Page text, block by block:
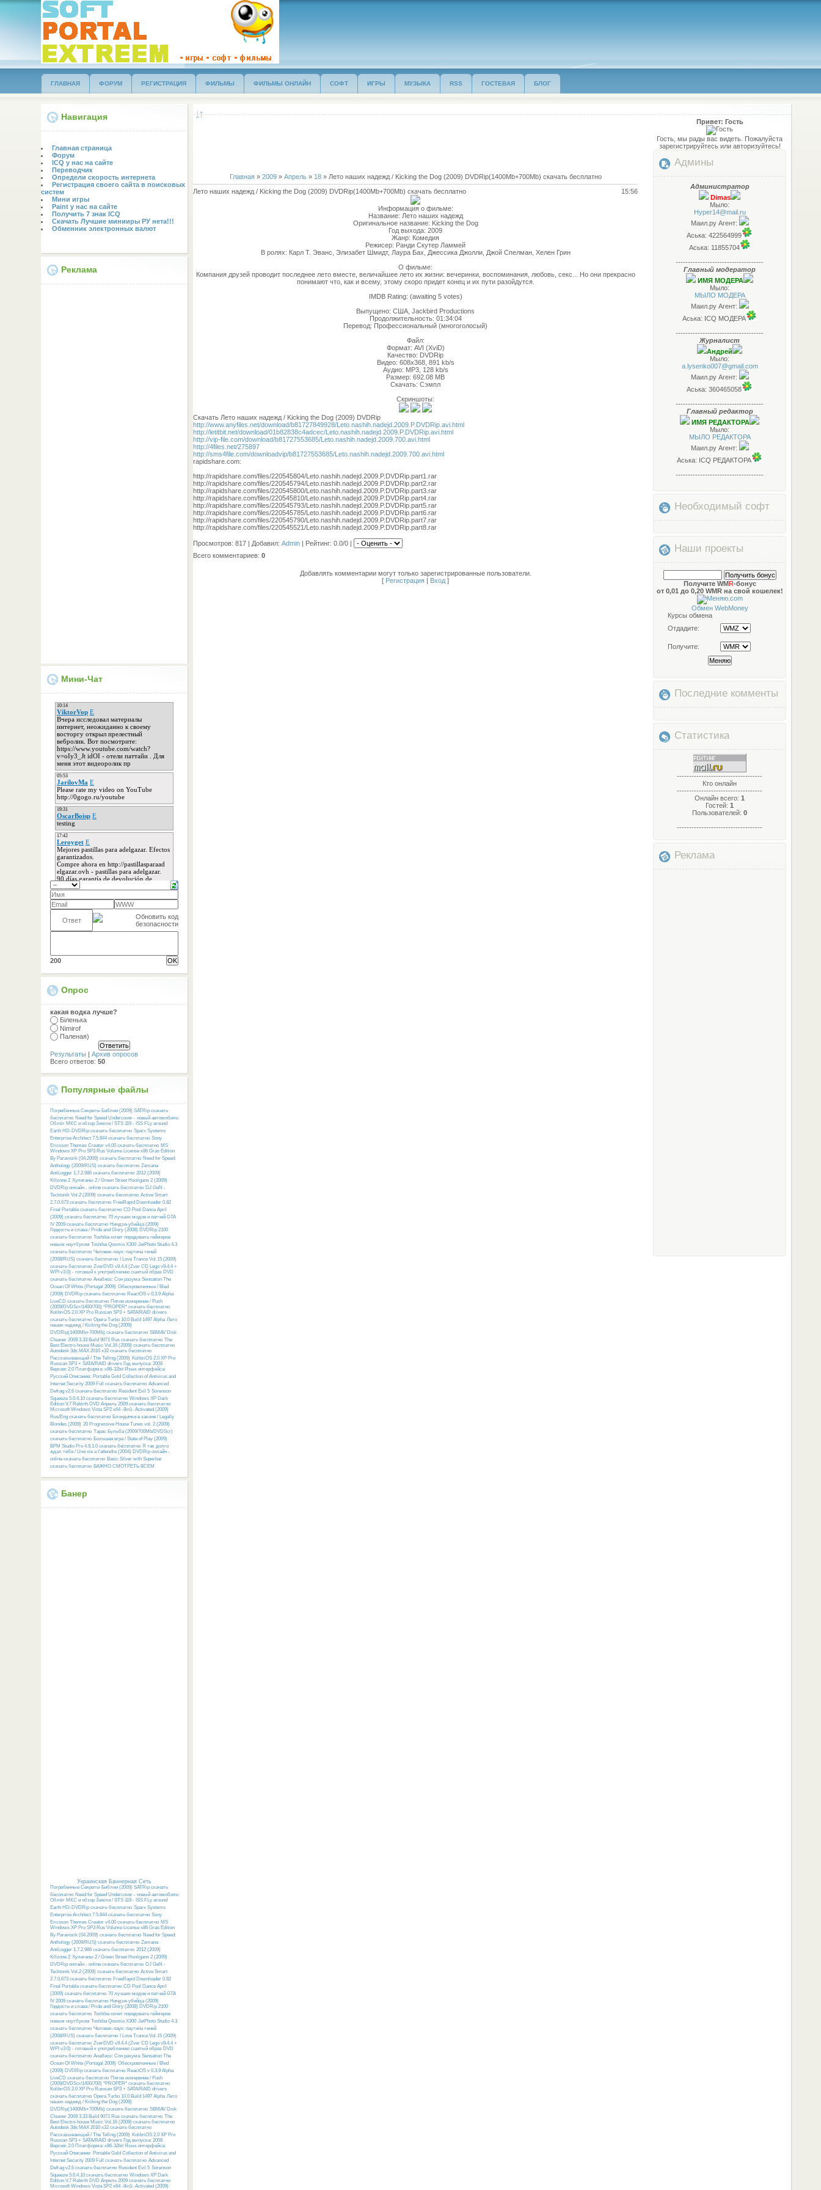
ГЛАВНАЯ ФОРУМ РЕГИСТРАЦИЯ ФИЛЬМЫ ФИЛЬМЫ ОНЛАЙН СОФТ ИГРЫ МУЗЫКА RSS ГОСТЕВАЯ БЛОГ
Навигация
Главная страница
Форум
ICQ у нас на сайте
Переводчик
Определи скорость интернета
Регистрация своего сайта в поисковых
систем
Мини игры
Paint у нас на сайте
Получить 7 знак ICQ
Скачать Лучшие минииры РУ нета!!!
Обменник электронных валют
Реклама
Мини-Чат
200
Опрос
какая водка лучше?
Біленька
Nimirof
Паленая)
Результаты |Архив опросов
Всего ответов:50
Популярные файлы
Погребенные Секреты Библии (2009) SATRip скачать
бесплатно Need for Speed Undercover - новый автомобиль
Облёт МКС и обзор Земли / STS 119 - ISS FLy around
Earth HD-DVDRip скачать бесплатно Sparx Systems
Enterprise Architect 7.5.844 скачать бесплатно Sony
Ericsson Themes Creator v4.00 скачать бесплатно MS
Windows XP Pro SP3 Rus Volume License x86 Gras Edition
By Paravozik (04.2009) скачать бесплатно Need for Speed:
Anthology (2009/RUS) скачать бесплатно Zemana
AntiLogger 1.7.2.986 скачать бесплатно 2012 (2009)
Killzone 2 Хулиганы 2 / Green Street Hooligans 2 (2009)
DVDRip онлайн - online скачать бесплатно DJ GeN -
Tecktonik Vol.2 (2009) скачать бесплатно Active Smart
2.7.0.673 скачать бесплатно FreeRapid Downloader 0.82
Final Portable скачать бесплатно CD Pool Dance April
(2009) скачать бесплатно 70 лучших модов и патчей GTA
IV 2009 скачать бесплатно Ниндзя-убийца (2009)
Гордость и слава / Pride and Glory (2008) DVDRip 2100
скачать бесплатно Toshiba хочет порадовать геймеров
новым ноутбуком Toshiba Qosmio X300 JetPhoto Studio 4.3
скачать бесплатно Человек-паук: паутина теней
(2008/RUS) скачать бесплатно
I Love Trance Vol 15 (2009)
скачать бесплатно ZverDVD v9.4.4 (Zver CD Lego v9.4.4 +
WPI v3.0) - готовый к употреблению сшитый образ DVD
скачать бесплатно Анабиоз: Сон разума Sensation The
Ocean Of White (Portugal 2009) Обескровленные / Bled
(2009) DVDRip скачать бесплатно ReactOS v 0.3.9 Alpha
LiveCD скачать бесплатно Пятое измерение / Push
(2009/DVDScr/1400/700) *PROPER* скачать бесплатно
KolibriOS 2.0 XP Pro Russian SP3 + SATA/RAID drivers
скачать бесплатно Opera Turbo 10.0 Build 1497 Alpha Лето
наших надежд / Kicking the Dog (2009)
DVDRip(1400Mb+700Mb) скачать бесплатно SBMAV Disk
Cleaner 2009 3.33 Build 9071 Rus скачать бесплатно The
Best Electro-house Music Vol.16 (2009) скачать бесплатно
Autodesk 3ds MAX 2010 x32 скачать бесплатно
Рассказывающий / The Telling (2009) KolibriOS 2.0 XP Pro
Russian SP3 + SATA/RAID drivers Год выпуска: 2008
Версия: 2.0 Платформа: x86-32bit Язык интерфейса:
Русский Описание: Portable Gold Collection of Antivirus and
Internet Security 2009 Full скачать бесплатно Advanced
Defrag v2.6 скачать бесплатно Resident Evil 5 Sorenson
Squeeze 5.0.4.10 скачать бесплатно Windows XP Dark
Edition V.7 Rebirth DVD Апрель 2009 скачать бесплатно
Microsoft Windows Vista SP2 x64 -8in1- Activated (2009)
Rus/Eng скачать бесплатно Блондинки в законе / Legally
Blondes (2009) 20 Progressive House Tunes vol. 2 (2009)
скачать бесплатно Тарас Бульба (2009/700Mb/DVDScr)
скачать бесплатно Большая игра / State of Play (2009)
BPM Studio Pro 4.9.1.0 скачать бесплатно Я так долго
ждал тебя / Une vie a t'attendre (2004) DVDRip онлайн -
online скачать бесплатно Basic Silver with Superbar
скачать бесплатно ВАЖНО СМОТРЕТЬ ВСЕМ
Банер
Украинская Баннерная Сеть
Погребенные Секреты Библии (2009) SATRip скачать
бесплатно Need for Speed Undercover - новый автомобиль
Облёт МКС и обзор Земли / STS 119 - ISS FLy around
Earth HD-DVDRip скачать бесплатно Sparx Systems
Enterprise Architect 7.5.844 скачать бесплатно Sony
Ericsson Themes Creator v4.00 скачать бесплатно MS
Windows XP Pro SP3 Rus Volume License x86 Gras Edition
By Paravozik (04.2009) скачать бесплатно Need for Speed:
Anthology (2009/RUS) скачать бесплатно Zemana
AntiLogger 1.7.2.986 скачать бесплатно 2012 (2009)
Killzone 2 Хулиганы 2 / Green Street Hooligans 2 (2009)
DVDRip онлайн - online скачать бесплатно DJ GeN -
Tecktonik Vol.2 (2009) скачать бесплатно Active Smart
2.7.0.673 скачать бесплатно FreeRapid Downloader 0.82
Final Portable скачать бесплатно CD Pool Dance April
(2009) скачать бесплатно 70 лучших модов и патчей GTA
IV 2009 скачать бесплатно Ниндзя-убийца (2009)
Гордость и слава / Pride and Glory (2008) DVDRip 2100
скачать бесплатно Toshiba хочет порадовать геймеров
новым ноутбуком Toshiba Qosmio X300 JetPhoto Studio 4.3
скачать бесплатно Человек-паук: паутина теней
(2008/RUS) скачать бесплатно
I Love Trance Vol 15 (2009)
скачать бесплатно ZverDVD v9.4.4 (Zver CD Lego v9.4.4 +
WPI v3.0) - готовый к употреблению сшитый образ DVD
скачать бесплатно Анабиоз: Сон разума Sensation The
Ocean Of White (Portugal 2009) Обескровленные / Bled
(2009) DVDRip скачать бесплатно ReactOS v 0.3.9 Alpha
LiveCD скачать бесплатно Пятое измерение / Push
(2009/DVDScr/1400/700) *PROPER* скачать бесплатно
KolibriOS 2.0 XP Pro Russian SP3 + SATA/RAID drivers
скачать бесплатно Opera Turbo 10.0 Build 1497 Alpha Лето
наших надежд / Kicking the Dog (2009)
DVDRip(1400Mb+700Mb) скачать бесплатно SBMAV Disk
Cleaner 2009 3.33 Build 9071 Rus скачать бесплатно The
Best Electro-house Music Vol.16 (2009) скачать бесплатно
Autodesk 3ds MAX 2010 x32 скачать бесплатно
Рассказывающий / The Telling (2009) KolibriOS 2.0 XP Pro
Russian SP3 + SATA/RAID drivers Год выпуска: 2008
Версия: 2.0 Платформа: x86-32bit Язык интерфейса:
Русский Описание: Portable Gold Collection of Antivirus and
Internet Security 2009 Full скачать бесплатно Advanced
Defrag v2.6 скачать бесплатно Resident Evil 5 Sorenson
Squeeze 5.0.4.10 скачать бесплатно Windows XP Dark
Edition V.7 Rebirth DVD Апрель 2009 скачать бесплатно
Microsoft Windows Vista SP2 x64 -8in1- Activated (2009)
Главная» 2009 » Апрель » 18» Лето наших надежд / Kicking the Dog (2009) DVDRip(1400Mb+700Mb) скачать бесплатно
Лето наших надежд / Kicking the Dog (2009) DVDRip(1400Mb+700Mb) скачать бесплатно
15:56
Информация о фильме:
Название: Лето наших надежд
Оригинальное название: Kicking the Dog
Год выхода: 2009
Жанр: Комедия
Режисер: Ранди Скутер Ламмей
В ролях: Карл Т. Эванс, Элизабет Шмидт, Лаура Бах, Джессика Джолли, Джой Спелман, Хелен Грин
О фильме:
Компания друзей проводит последнее лето вместе, величайшее лето их жизни: вечеринки, воспоминания, любовь, секс... Но они прекрасно
понимают что, как и всему, этому скоро придет конец и их пути разойдутся.
IMDB Rating: (awaiting 5 votes)
Выпущено: США, Jackbird Productions
Продолжительность: 01:34:04
Перевод: Профессиональный (многоголосый)
Файл:
Формат: AVI (XviD)
Качество: DVDRip
Видео: 608x368, 891 kb/s
Аудио: MP3, 128 kb/s
Размер: 692.08 MB
Скачать: Сэмпл
Скриншоты:
Скачать Лето наших надежд / Kicking the Dog (2009) DVDRip
http://www.anyfiles.net/download/b81727849928/Leto.nashih.nadejd.2009.P.DVDRip.avi.html
http://letitbit.net/download/01b82838c4adcec/Leto.nashih.nadejd.2009.P.DVDRip.avi.html
http://vip-file.com/download/b81727553685/Leto.nashih.nadejd.2009.700.avi.html
http://4files.net/275897
http://sms4file.com/downloadvip/b81727553685/Leto.nashih.nadejd.2009.700.avi.html
rapidshare.com:
http://rapidshare.com/files/220545804/Leto.nashih.nadejd.2009.P.DVDRip.part1.rar
http://rapidshare.com/files/220545794/Leto.nashih.nadejd.2009.P.DVDRip.part2.rar
http://rapidshare.com/files/220545800/Leto.nashih.nadejd.2009.P.DVDRip.part3.rar
http://rapidshare.com/files/220545810/Leto.nashih.nadejd.2009.P.DVDRip.part4.rar
http://rapidshare.com/files/220545793/Leto.nashih.nadejd.2009.P.DVDRip.part5.rar
http://rapidshare.com/files/220545785/Leto.nashih.nadejd.2009.P.DVDRip.part6.rar
http://rapidshare.com/files/220545790/Leto.nashih.nadejd.2009.P.DVDRip.part7.rar
http://rapidshare.com/files/220545521/Leto.nashih.nadejd.2009.P.DVDRip.part8.rar
Просмотров: 817 | Добавил:Admin | Рейтинг: 0.0/0 |
Всего комментариев:0
Добавлять комментарии могут только зарегистрированные пользователи.
[ Регистрация | Вход ]
Привет: Гость
Гость, мы рады вас видеть. Пожалуйста
зарегистрируйтесь или авторизуйтесь!
Админы
Администратор
Dimas
Мыло:
Hyper14@mail.ru
Маил.ру Агент:
Аська: 422564999
Аська: 11855704
------------------------------------
Главный модератор
ИМЯ МОДЕРА
Мыло:
МЫЛО МОДЕРА
Маил.ру Агент:
Аська: ICQ МОДЕРА
------------------------------------
Журналист
Андрей
Мыло:
a.lysenko007@gmail.com
Маил.ру Агент:
Аська: 360465058
------------------------------------
Главный редактор
ИМЯ РЕДАКТОРА
Мыло:
МЫЛО РЕДАКТОРА
Маил.ру Агент:
Аська: ICQ РЕДАКТОРА
------------------------------------
Необходимый софт
Наши проекты
Получите WMR-бонус
от 0,01 до 0,20 WMR на свой кошелек!
Обмен WebMoney
Курсы обмена
Отдадите:
Получите:
Последние комменты
Статистика
-----------------------------------
Кто онлайн
-----------------------------------
Онлайн всего:1
Гостей:1
Пользователей:0
-----------------------------------
Реклама